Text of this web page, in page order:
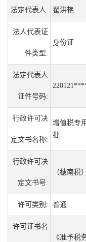
法定代表人: 翟洪艳
法人代表证
件类型:
身份证
法定代表人
证件号码:
行政许可决
定文书名称:
增值税专
批
行政许可决
定文书号:
（穗南税
许可类别: 普通
许可证书名
《准予税